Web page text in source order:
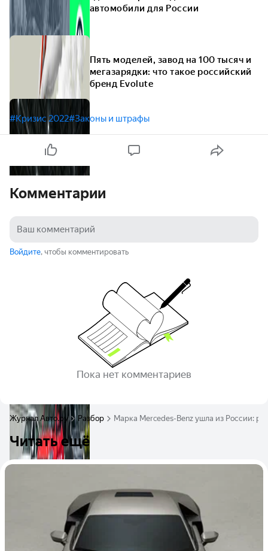
автомобили для России
Пять моделей, завод на 100 тысяч и
мегазарядки: что такое российский
бренд Evolute
#Кризис 2022#Законы и штрафы
Комментарии
Войдите, чтобы комментировать
Пока нет комментариев
Журнал Авто.ру Разбор Марка Mercedes-Benz ушла из России:
Читать ещё